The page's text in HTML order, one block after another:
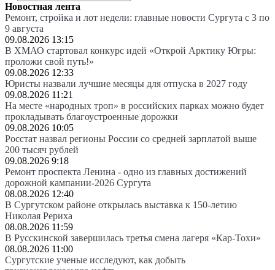
Новостная лента
Ремонт, стройка и лот недели: главные новости Сургута с 3 по
9 августа
09.08.2026 13:15
В ХМАО стартовал конкурс идей «Открой Арктику Югры:
проложи свой путь!»
09.08.2026 12:33
Юристы назвали лучшие месяцы для отпуска в 2027 году
09.08.2026 11:21
На месте «народных троп» в российских парках можно будет
прокладывать благоустроенные дорожки
09.08.2026 10:05
Росстат назвал регионы России со средней зарплатой выше
200 тысяч рублей
09.08.2026 9:18
Ремонт проспекта Ленина - одно из главных достижений
дорожной кампании-2026 Сургута
08.08.2026 12:40
В Сургутском районе открылась выставка к 150-летию
Николая Рериха
08.08.2026 11:59
В Русскинской завершилась третья смена лагеря «Кар-Тохи»
08.08.2026 11:00
Сургутские ученые исследуют, как добыть